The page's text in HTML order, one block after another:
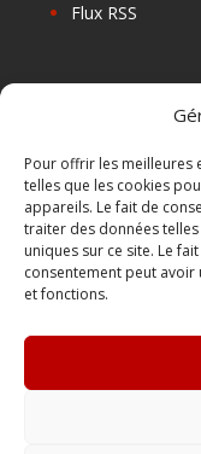
Pour offrir les meilleures
telles que les cookies
appareils. Le fait de
traiter des données
uniques sur ce site. Le
consentement peut
et fonctions.
Flux RSS
Les Centres de
Les Points
Localiser Point
Mon Compte
Contact